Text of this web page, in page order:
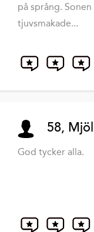
på språng.
tjuvsmakade...
58,
God tycker alla.